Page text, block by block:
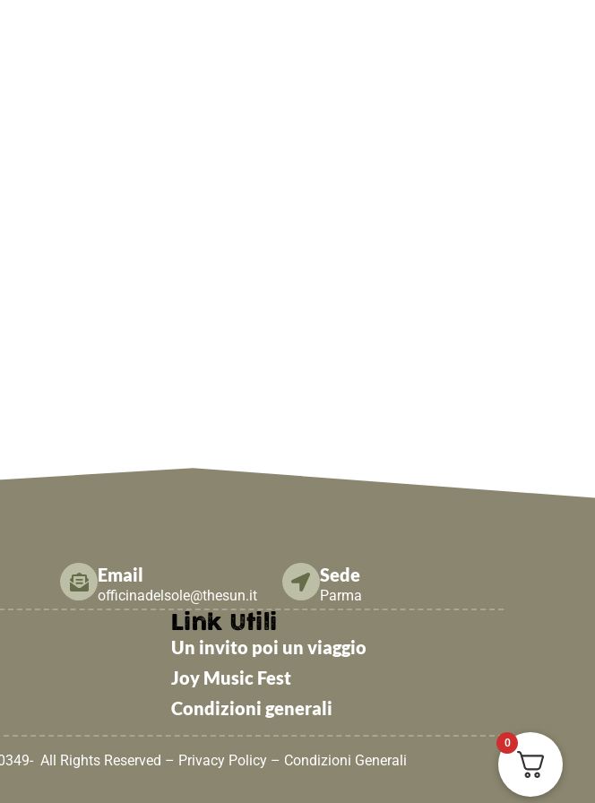
Email
officinadelsole@thesun.it
Sede
Parma
Link Utili
Un invito poi un viaggio
Joy Music Fest
Condizioni generali
All Rights Reserved – Privacy Policy – Condizioni Generali
0